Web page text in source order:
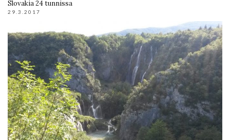
Slovakia 24 tunnissa
29.3.2017